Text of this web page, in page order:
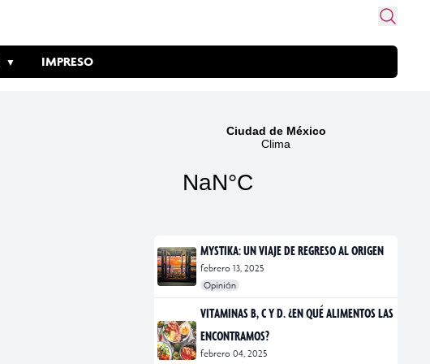
IMPRESO
MYSTIKA: UN VIAJE DE REGRESO AL ORIGEN
febrero 13, 2025
Opinión
#exposiciones
#fotografía
VITAMINAS B, C Y D. ¿EN QUÉ ALIMENTOS LAS
ENCONTRAMOS?
febrero 04, 2025